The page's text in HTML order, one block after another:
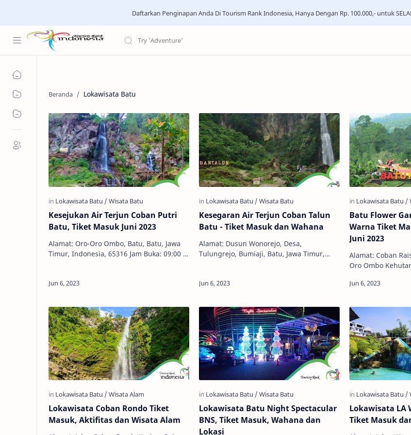
Daftarkan Penginapan Anda Di Tourism Rank Indonesia, Hanya Dengan Rp. 100.000,- untuk
Lokawisata Batu
Kesejukan Air Terjun Coban Putri
Batu, Tiket Masuk Juni 2023
Alamat: Oro-Oro Ombo, Batu, Batu, Jawa
Timur, Indonesia, 65316 Jam Buka: 09:00 -
Kesegaran Air Terjun Coban Talun
Batu - Tiket Masuk dan Wahana
Alamat: Dusun Wonorejo, Desa,
Tulungrejo, Bumiaji, Batu, Jawa Timur,
Batu Flower
Warna Tiket
Juni 2023
Alamat: Coban
Oro Ombo
06:00 - 16:00 WIB
Lokawisata Coban Rondo Tiket
Masuk, Aktifitas dan Wisata Alam
Lokawisata Batu Night Spectacular
BNS, Tiket Masuk, Wahana dan
Lokasi
Lokawisata LA
Tiket Masuk